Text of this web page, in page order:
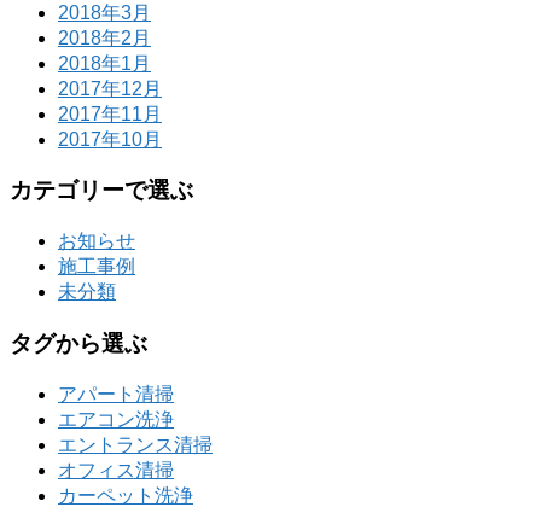
2018年3月
2018年2月
2018年1月
2017年12月
2017年11月
2017年10月
カテゴリーで選ぶ
お知らせ
施工事例
未分類
タグから選ぶ
アパート清掃
エアコン洗浄
エントランス清掃
オフィス清掃
カーペット洗浄